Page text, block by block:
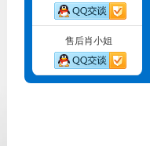
售后肖小姐